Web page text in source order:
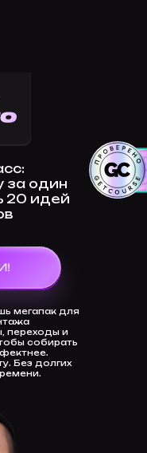
за один
20 идей
мегапак для
переходы и
собирать
Без долгих